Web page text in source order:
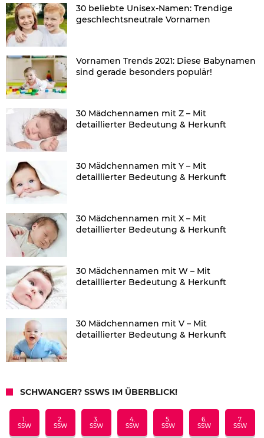
30 beliebte Unisex-Namen: Trendige
geschlechtsneutrale Vornamen
Vornamen Trends 2021: Diese Babynamen
sind gerade besonders populär!
30 Mädchennamen mit Z – Mit
detaillierter Bedeutung & Herkunft
30 Mädchennamen mit Y – Mit
detaillierter Bedeutung & Herkunft
30 Mädchennamen mit X – Mit
detaillierter Bedeutung & Herkunft
30 Mädchennamen mit W – Mit
detaillierter Bedeutung & Herkunft
30 Mädchennamen mit V – Mit
detaillierter Bedeutung & Herkunft
SCHWANGER? SSWS IM ÜBERBLICK!
1.
SSW
2.
SSW
3.
SSW
4.
SSW
5.
SSW
6.
SSW
7.
SSW